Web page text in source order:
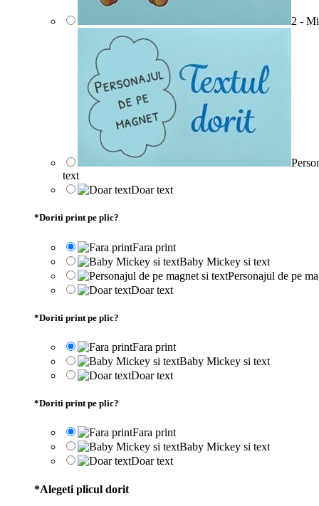
2 -
text
Doar text
*Doriti print pe plic?
Fara print
Baby Mickey si text
Personajul de pe
Doar text
*Doriti print pe plic?
Fara print
Baby Mickey si text
Doar text
*Doriti print pe plic?
Fara print
Baby Mickey si text
Doar text
*Alegeti plicul dorit